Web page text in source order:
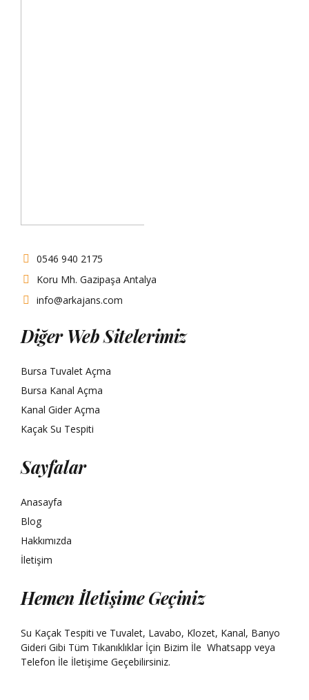
0546 940 2175
Koru Mh. Gazipaşa Antalya
info@arkajans.com
Diğer Web Sitelerimiz
Bursa Tuvalet Açma
Bursa Kanal Açma
Kanal Gider Açma
Kaçak Su Tespiti
Sayfalar
Anasayfa
Blog
Hakkımızda
İletişim
Hemen İletişime Geçiniz
Su Kaçak Tespiti ve Tuvalet, Lavabo, Klozet, Kanal, Banyo
Gideri Gibi Tüm Tıkanıklıklar İçin Bizim İle Whatsapp veya
Telefon İle İletişime Geçebilirsiniz.